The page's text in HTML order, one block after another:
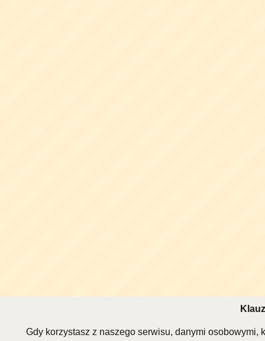
Gdy korzystasz z naszego serwisu, danymi osobowymi,